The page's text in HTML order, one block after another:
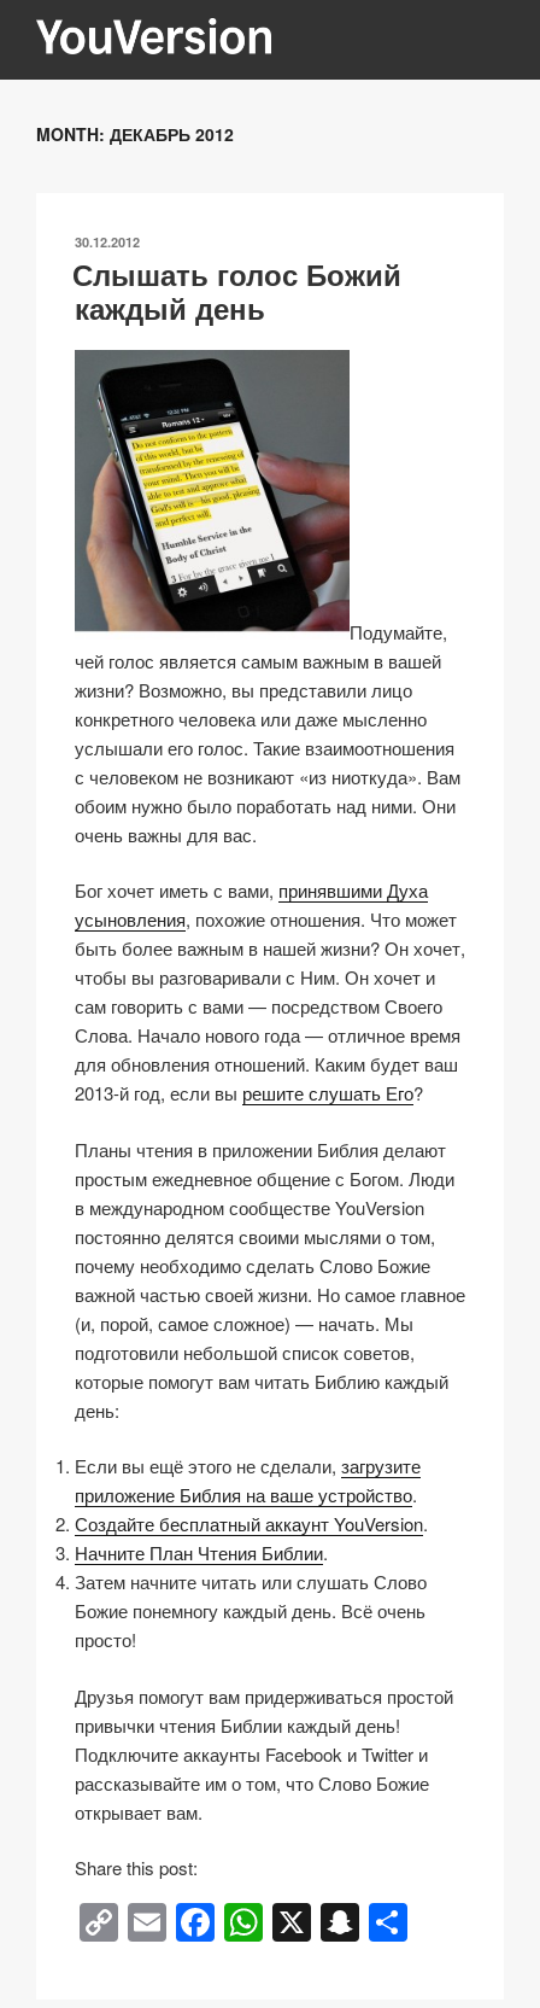
YOUVERSION
Seeking God every day.
MONTH: ДЕКАБРЬ 2012
ОПУБЛИКОВАНО
30.12.2012
Слышать голос Божий
каждый день
Подумайте,
чей голос является самым важным в вашей
жизни? Возможно, вы представили лицо
конкретного человека или даже мысленно
услышали его голос. Такие взаимоотношения
с человеком не возникают «из ниоткуда». Вам
обоим нужно было поработать над ними. Они
очень важны для вас.
Бог хочет иметь с вами, принявшими Духа
усыновления, похожие отношения. Что может
быть более важным в нашей жизни? Он хочет,
чтобы вы разговаривали с Ним. Он хочет и
сам говорить с вами — посредством Своего
Слова. Начало нового года — отличное время
для обновления отношений. Каким будет ваш
2013-й год, если вы решите слушать Его?
Планы чтения в приложении Библия делают
простым ежедневное общение с Богом. Люди
в международном сообществе YouVersion
постоянно делятся своими мыслями о том,
почему необходимо сделать Слово Божие
важной частью своей жизни. Но самое главное
(и, порой, самое сложное) — начать. Мы
подготовили небольшой список советов,
которые помогут вам читать Библию каждый
день:
Если вы ещё этого не сделали, загрузите
приложение Библия на ваше устройство.
Создайте бесплатный аккаунт YouVersion.
Начните План Чтения Библии.
Затем начните читать или слушать Слово
Божие понемногу каждый день. Всё очень
просто!
Друзья помогут вам придерживаться простой
привычки чтения Библии каждый день!
Подключите аккаунты Facebook и Twitter и
рассказывайте им о том, что Слово Божие
открывает вам.
Share this post:
C E F W X S